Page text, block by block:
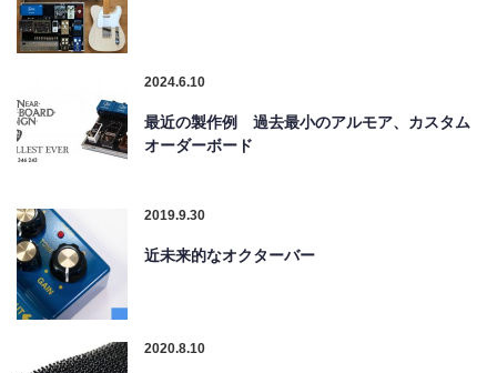
2024.6.10
最近の製作例 過去最小のアルモア、カスタム
オーダーボード
2019.9.30
近未来的なオクターバー
2020.8.10